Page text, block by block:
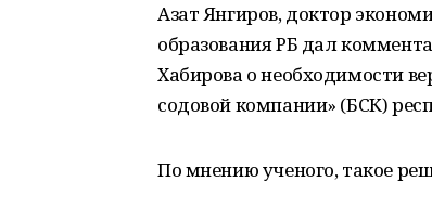
Азат Янгиров, доктор
образования РБ дал
Хабирова о необходимости
содовой компании» (БСК)
По мнению ученого, такое